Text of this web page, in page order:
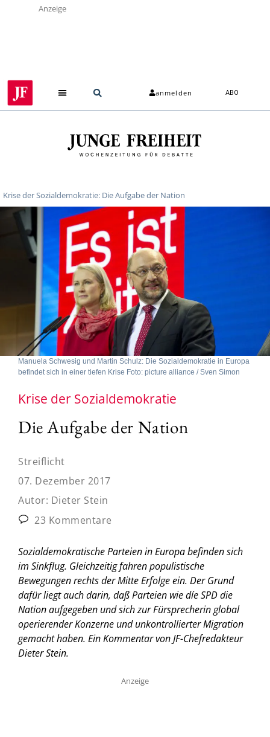
Anzeige
anmelden ABO
Krise der Sozialdemokratie: Die Aufgabe der Nation
Manuela Schwesig und Martin Schulz: Die Sozialdemokratie in Europa
befindet sich in einer tiefen Krise Foto: picture alliance / Sven Simon
Krise der Sozialdemokratie
Die Aufgabe der Nation
Streiflicht
07. Dezember 2017
Autor: Dieter Stein
23 Kommentare
Sozialdemokratische Parteien in Europa befinden sich
im Sinkflug. Gleichzeitig fahren populistische
Bewegungen rechts der Mitte Erfolge ein. Der Grund
dafür liegt auch darin, daß Parteien wie díe SPD die
Nation aufgegeben und sich zur Fürsprecherin global
operierender Konzerne und unkontrollierter Migration
gemacht haben. Ein Kommentar von JF-Chefredakteur
Dieter Stein.
Anzeige